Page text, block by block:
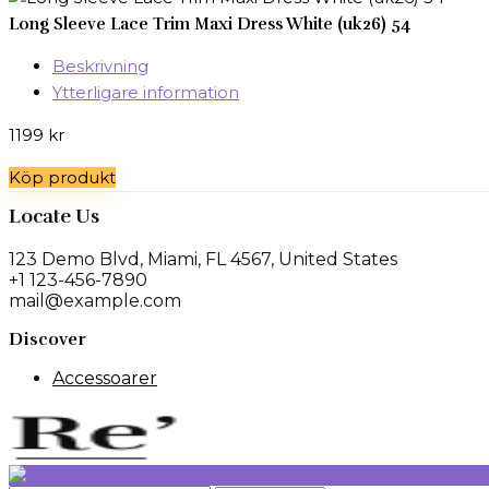
Long Sleeve Lace Trim Maxi Dress White (uk26) 54
Beskrivning
Ytterligare information
1199 kr
Köp produkt
Locate Us
123 Demo Blvd, Miami, FL 4567, United States
+1 123-456-7890
mail@example.com
Discover
Accessoarer